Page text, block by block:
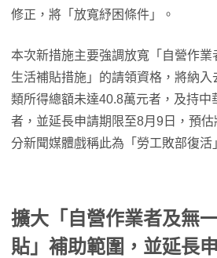
修正，將「放寬紓困條件」。
本次新措施主要強調放寬「自營作業
生活補貼措施」的請領資格，將納
類所得總額未達40.8萬元者，及持中
者，並延長申請期限至8月9日，預
分新聞媒體戲稱此為「勞工敗部復活
擴大「自營作業者及無
貼」​補助範圍，並延長